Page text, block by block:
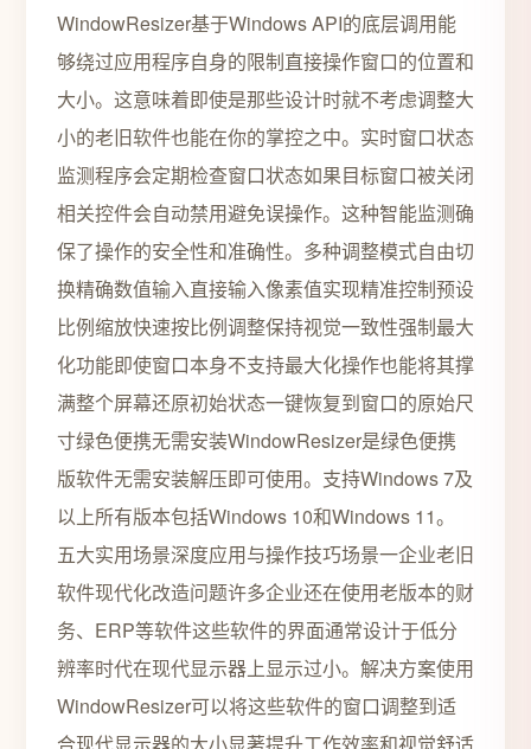
WindowResizer基于Windows API的底层调用能
够绕过应用程序自身的限制直接操作窗口的位置和
大小。这意味着即使是那些设计时就不考虑调整大
小的老旧软件也能在你的掌控之中。实时窗口状态
监测程序会定期检查窗口状态如果目标窗口被关闭
相关控件会自动禁用避免误操作。这种智能监测确
保了操作的安全性和准确性。多种调整模式自由切
换精确数值输入直接输入像素值实现精准控制预设
比例缩放快速按比例调整保持视觉一致性强制最大
化功能即使窗口本身不支持最大化操作也能将其撑
满整个屏幕还原初始状态一键恢复到窗口的原始尺
寸绿色便携无需安装WindowResizer是绿色便携
版软件无需安装解压即可使用。支持Windows 7及
以上所有版本包括Windows 10和Windows 11。
五大实用场景深度应用与操作技巧场景一企业老旧
软件现代化改造问题许多企业还在使用老版本的财
务、ERP等软件这些软件的界面通常设计于低分
辨率时代在现代显示器上显示过小。解决方案使用
WindowResizer可以将这些软件的窗口调整到适